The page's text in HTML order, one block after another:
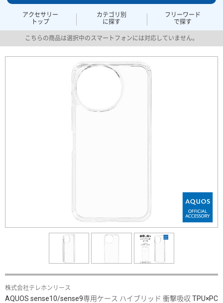
アクセサリー
トップ
カテゴリ別
に探す
フリーワード
で探す
こちらの商品は選択中のスマートフォンには対応していません。
株式会社テレホンリース
AQUOS sense10/sense9専用ケース ハイブリッド 衝撃吸収 TPU×PC